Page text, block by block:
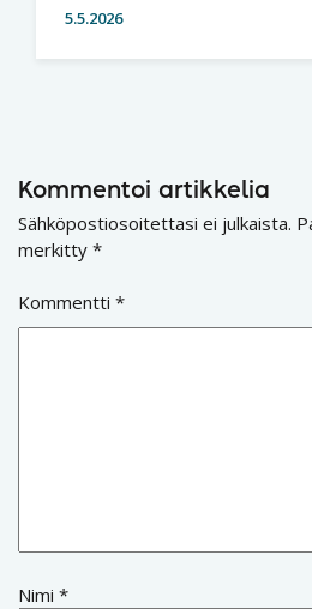
5.5.2026
Kommentoi artikkelia
Sähköpostiosoitettasi ei julkaista.
merkitty *
Kommentti *
Nimi *